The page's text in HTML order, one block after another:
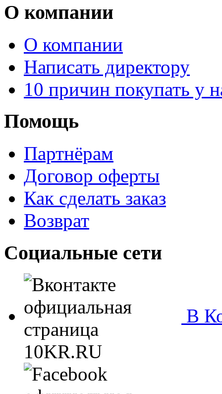
О компании
О компании
Написать директору
10 причин покупать у
Помощь
Партнёрам
Договор оферты
Как сделать заказ
Возврат
Социальные сети
В